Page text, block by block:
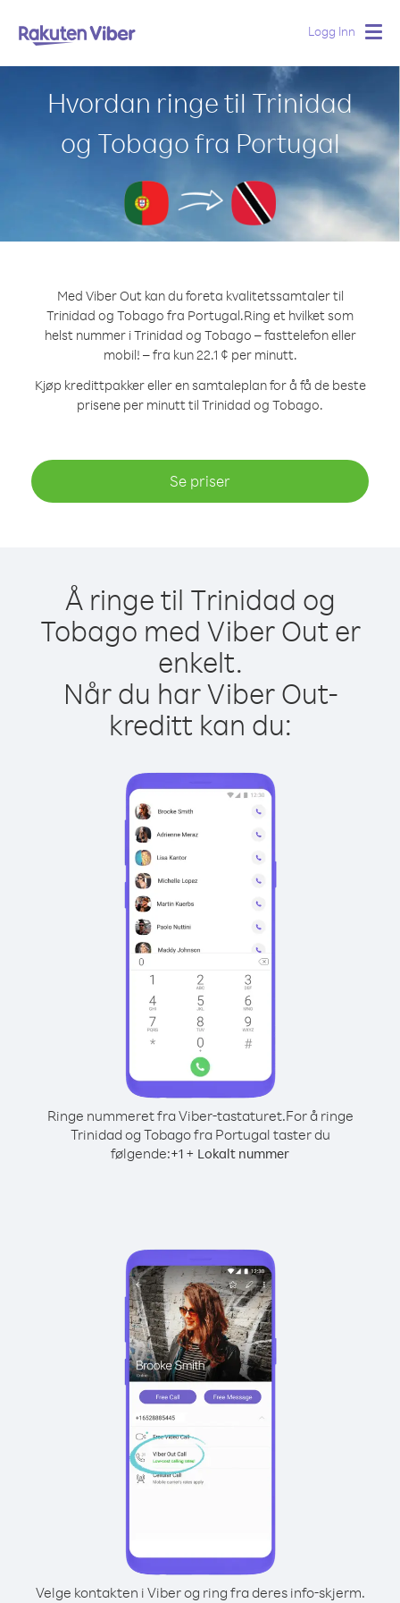
Logg Inn
Hvordan ringe til Trinidad
og Tobago fra Portugal
Med Viber Out kan du foreta kvalitetssamtaler til
Trinidad og Tobago fra Portugal.Ring et hvilket som
helst nummer i Trinidad og Tobago – fasttelefon eller
mobil! – fra kun 22.1 ¢ per minutt.
Kjøp kredittpakker eller en samtaleplan for å få de beste
prisene per minutt til Trinidad og Tobago.
Se priser
Å ringe til Trinidad og
Tobago med Viber Out er
enkelt.
Når du har Viber Out-
kreditt kan du:
Ringe nummeret fra Viber-tastaturet.For å ringe
Trinidad og Tobago fra Portugal taster du
følgende:+1 + Lokalt nummer
Velge kontakten i Viber og ring fra deres info-skjerm.